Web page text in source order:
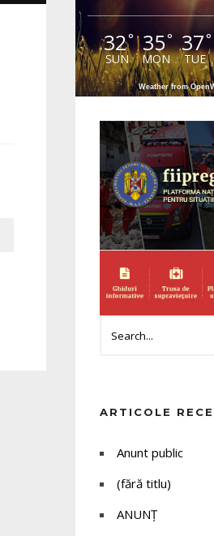
32°
SUN
35°
MON
37°
TUE
Weather from
ARTICOLE
Anunt public
(fără titlu)
ANUNȚ